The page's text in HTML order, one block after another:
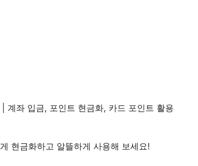
계좌 입금, 포인트 현금화, 카드 포인트 활용
현금화하고 알뜰하게 사용해 보세요!